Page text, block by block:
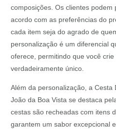
composições. Os clientes podem
acordo com as preferências do
cada item seja do agrado de
personalização é um diferencial
oferece, permitindo que você crie
verdadeiramente único.
Além da personalização, a Cesta
João da Boa Vista se destaca
cestas são recheadas com itens
garantem um sabor excepcional